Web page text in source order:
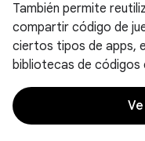
También permite
compartir código de
ciertos tipos de apps,
bibliotecas de códigos